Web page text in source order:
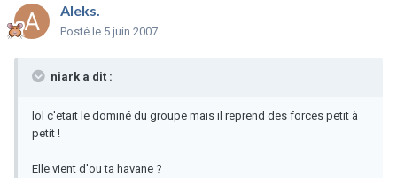
Aleks.
Posté le 5 juin 2007
niark a dit :
lol c'etait le dominé du groupe mais il reprend des forces petit à
petit !
Elle vient d'ou ta havane ?